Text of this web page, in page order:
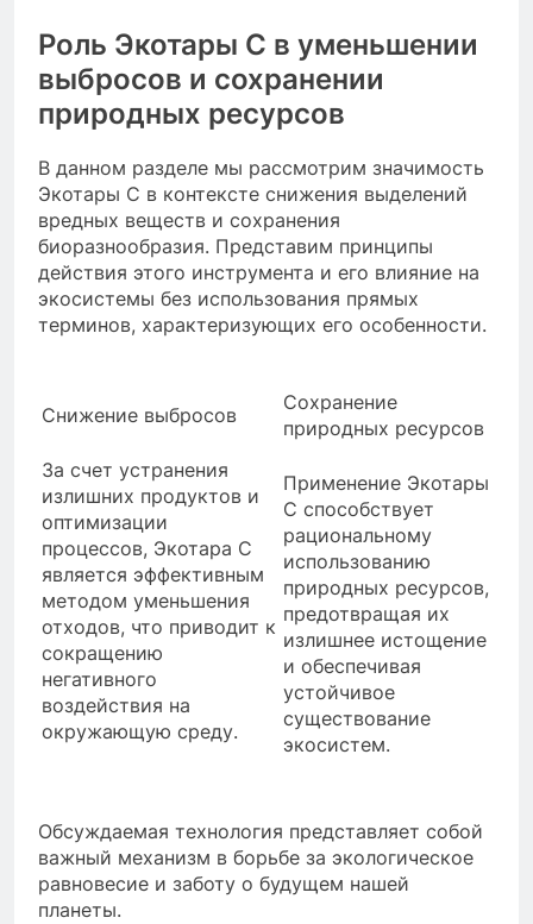
Роль Экотары С в уменьшении
выбросов и сохранении
природных ресурсов
В данном разделе мы рассмотрим значимость
Экотары С в контексте снижения выделений
вредных веществ и сохранения
биоразнообразия. Представим принципы
действия этого инструмента и его влияние на
экосистемы без использования прямых
терминов, характеризующих его особенности.
Снижение выбросов
За счет устранения
излишних продуктов и
оптимизации
процессов, Экотара С
является эффективным
методом уменьшения
отходов, что приводит к
сокращению
негативного
воздействия на
окружающую среду.
Сохранение
природных ресурсов
Применение Экотары
С способствует
рациональному
использованию
природных ресурсов,
предотвращая их
излишнее истощение
и обеспечивая
устойчивое
существование
экосистем.
Обсуждаемая технология представляет собой
важный механизм в борьбе за экологическое
равновесие и заботу о будущем нашей
планеты.